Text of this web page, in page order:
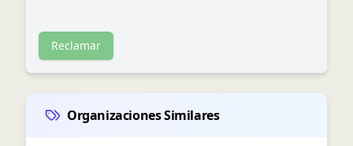
Reclamar
Organizaciones Similares